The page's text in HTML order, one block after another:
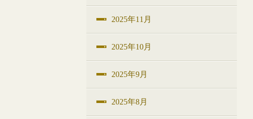
2025年11月
2025年10月
2025年9月
2025年8月